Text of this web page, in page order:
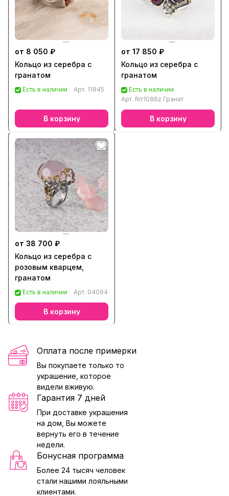
от 8 050 ₽
Кольцо из серебра с
гранатом
Есть в наличии Арт. 11945
В корзину
от 17 850 ₽
Кольцо из серебра с
гранатом
Есть в наличии
Арт. Rrr1086z Гранат
В корзину
от 38 700 ₽
Кольцо из серебра с
розовым кварцем,
гранатом
Есть в наличии Арт. 04094
В корзину
Оплата после примерки
Вы покупаете только то
украшение, которое
видели вживую.
Гарантия 7 дней
При доставке украшения
на дом, Вы можете
вернуть его в течение
недели.
Бонусная программа
Более 24 тысяч человек
стали нашими лояльными
клиентами.